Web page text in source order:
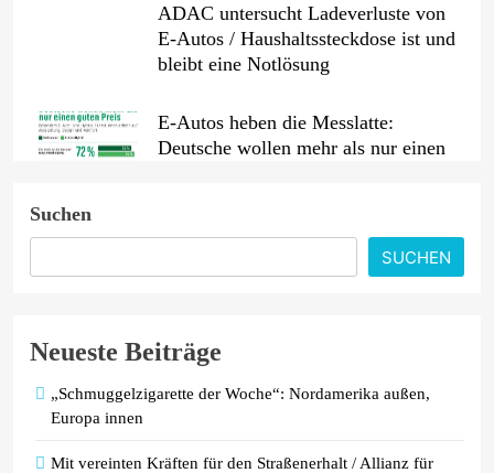
ADAC untersucht Ladeverluste von
E-Autos / Haushaltssteckdose ist und
bleibt eine Notlösung
E-Autos heben die Messlatte:
Deutsche wollen mehr als nur einen
Wochenfrist um fast fünf US-Dollar
Preissenkungen
Suchen
SUCHEN
Neueste Beiträge
„Schmuggelzigarette der Woche“: Nordamerika außen,
Europa innen
Mit vereinten Kräften für den Straßenerhalt / Allianz für